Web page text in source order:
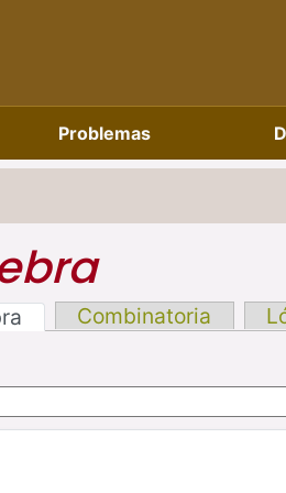
Problemas
Combinatoria